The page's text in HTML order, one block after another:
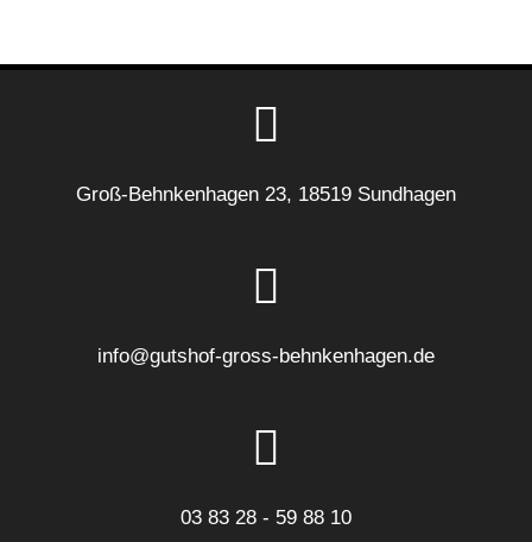
Groß-Behnkenhagen 23, 18519 Sundhagen
info@gutshof-gross-behnkenhagen.de
03 83 28 - 59 88 10